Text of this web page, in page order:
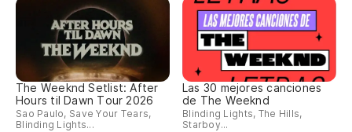
The Weeknd Setlist: After
Hours til Dawn Tour 2026
Sao Paulo, Save Your Tears,
Blinding Lights...
Las 30 mejores canciones
de The Weeknd
Blinding Lights, The Hills,
Starboy...